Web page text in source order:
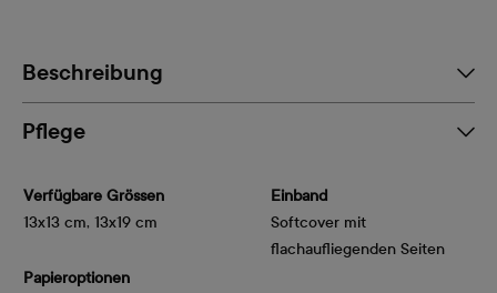
Beschreibung
Pflege
Verfügbare Grössen
13x13 cm, 13x19 cm
Papieroptionen
Einband
Softcover mit
flachaufliegenden Seiten